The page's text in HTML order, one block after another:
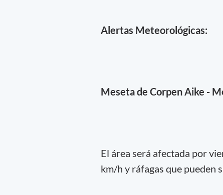
Alertas Meteorológicas:
Meseta de Corpen Aike -
El área será afectada por
km/h y ráfagas que pueden